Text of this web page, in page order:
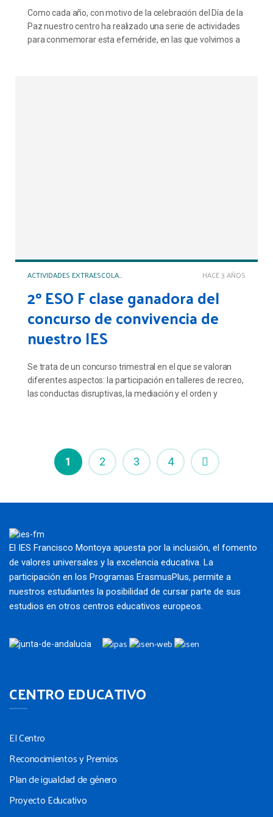
Como cada año, con motivo de la celebración del Día de la
Paz nuestro centro ha realizado una serie de actividades
para conmemorar esta efeméride, en las que volvimos a
HACE 3 AÑOS
ACTIVIDADES EXTRAESCOLARES Y COMPLEMENTARIAS
2º ESO F clase ganadora del
concurso de convivencia de
nuestro IES
Se trata de un concurso trimestral en el que se valoran
diferentes aspectos: la participación en talleres de recreo,
las conductas disruptivas, la mediación y el orden y
1 2 3 4
El IES Francisco Montoya apuesta por la inclusión, el fomento
de valores universales y la excelencia educativa. La
participación en los Programas ErasmusPlus, permite a
nuestros estudiantes la posibilidad de cursar parte de sus
estudios en otros centros educativos europeos.
CENTRO EDUCATIVO
El Centro
Reconocimientos y Premios
Plan de igualdad de género
Proyecto Educativo